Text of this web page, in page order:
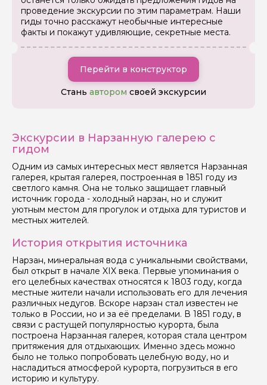
проведение экскурсии по этим параметрам. Наши
гиды точно расскажут необычные интересные
факты и покажут удивляющие, секретные места.
Перейти в конструктор
Стань автором своей экскурсии
Экскурсии в Нарзанную галерею с
гидом
Одним из самых интересных мест является Нарзанная
галерея, крытая галерея, построенная в 1851 году из
светлого камня. Она не только защищает главный
источник города - холодный нарзан, но и служит
уютным местом для прогулок и отдыха для туристов и
местных жителей.
История открытия источника
Нарзан, минеральная вода с уникальными свойствами,
был открыт в начале XIX века. Первые упоминания о
его целебных качествах относятся к 1803 году, когда
местные жители начали использовать его для лечения
различных недугов. Вскоре нарзан стал известен не
только в России, но и за её пределами. В 1851 году, в
связи с растущей популярностью курорта, была
построена Нарзанная галерея, которая стала центром
притяжения для отдыхающих. Именно здесь можно
было не только попробовать целебную воду, но и
насладиться атмосферой курорта, погрузиться в его
историю и культуру.
Задайте свой вопрос гиду
Как вас зовут